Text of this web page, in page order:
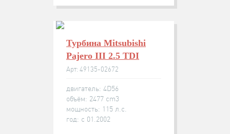
Турбина Mitsubishi
Pajero III 2.5 TDI
Арт: 49135-02672
двигатель: 4D56
объём: 2477 cm3
мощность: 115 л.с.
год: с 01.2002